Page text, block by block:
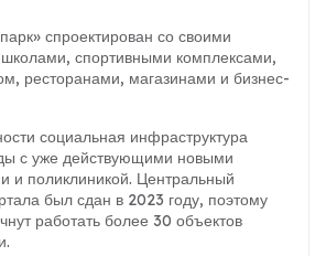
спроектирован со своими
спортивными комплексами,
ресторанами, магазинами и бизнес-
социальная инфраструктура
с уже действующими новыми
и поликлиникой. Центральный
был сдан в 2023 году, поэтому
работать более 30 объектов